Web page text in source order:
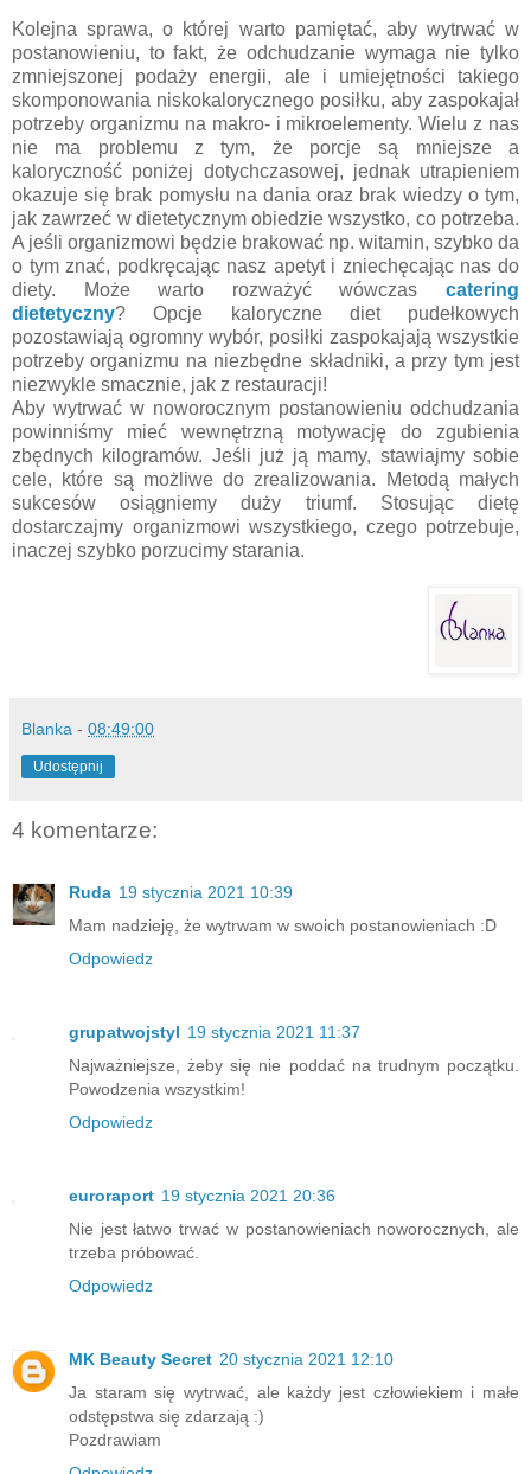
Kolejna sprawa, o której warto pamiętać, aby wytrwać w
postanowieniu, to fakt, że odchudzanie wymaga nie tylko
zmniejszonej podaży energii, ale i umiejętności takiego
skomponowania niskokalorycznego posiłku, aby zaspokajał
potrzeby organizmu na makro- i mikroelementy. Wielu z nas
nie ma problemu z tym, że porcje są mniejsze a
kaloryczność poniżej dotychczasowej, jednak utrapieniem
okazuje się brak pomysłu na dania oraz brak wiedzy o tym,
jak zawrzeć w dietetycznym obiedzie wszystko, co potrzeba.
A jeśli organizmowi będzie brakować np. witamin, szybko da
o tym znać, podkręcając nasz apetyt i zniechęcając nas do
diety. Może warto rozważyć wówczas catering
dietetyczny? Opcje kaloryczne diet pudełkowych
pozostawiają ogromny wybór, posiłki zaspokajają wszystkie
potrzeby organizmu na niezbędne składniki, a przy tym jest
niezwykle smacznie, jak z restauracji!
Aby wytrwać w noworocznym postanowieniu odchudzania
powinniśmy mieć wewnętrzną motywację do zgubienia
zbędnych kilogramów. Jeśli już ją mamy, stawiajmy sobie
cele, które są możliwe do zrealizowania. Metodą małych
sukcesów osiągniemy duży triumf. Stosując dietę
dostarczajmy organizmowi wszystkiego, czego potrzebuje,
inaczej szybko porzucimy starania.
Blanka - 08:49:00
Udostępnij
4 komentarze:
Ruda 19 stycznia 2021 10:39
Mam nadzieję, że wytrwam w swoich postanowieniach :D
Odpowiedz
grupatwojstyl 19 stycznia 2021 11:37
Najważniejsze, żeby się nie poddać na trudnym początku.
Powodzenia wszystkim!
Odpowiedz
euroraport 19 stycznia 2021 20:36
Nie jest łatwo trwać w postanowieniach noworocznych, ale
trzeba próbować.
Odpowiedz
MK Beauty Secret 20 stycznia 2021 12:10
Ja staram się wytrwać, ale każdy jest człowiekiem i małe
odstępstwa się zdarzają :)
Pozdrawiam